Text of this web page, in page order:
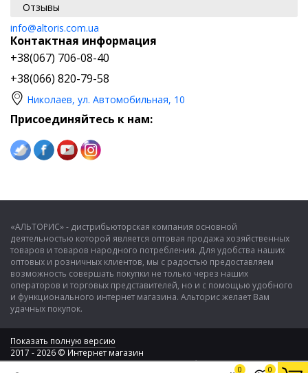
0
0
Отзывы
info@altoris.com.ua
Контактная информация
+38(067) 706-08-40
+38(066) 820-79-58
Николаев, ул. Автомобильная, 10
Присоединяйтесь к нам:
«АЛЬТОРИС» - дистрибьюторская компания основной
деятельностью которой является оптовая продажа хозяйственных
товаров и товаров народного потребления. Для удобства наших
оптовых и розничных клиентов, мы с радостью предоставляем
возможность совершать покупки не только через наших
операторов и торговых представителей, но и с помощью удобного
и функционального интернет магазина. Альторис желает Вам
удачных покупок.
Показать полную версию
2017 - 2026 © Интернет магазин
ООО "Альторис" - хозяйственные товары и бытовая техника